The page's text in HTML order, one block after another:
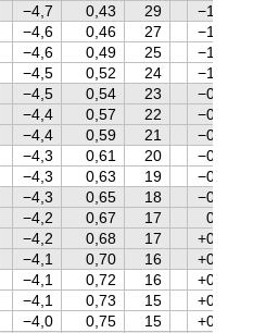
−4,7 0,43 29
−1,4
−4,6 0,46 27
−1,3
−4,6 0,49 25
−1,1
−4,5 0,52 24
−1,0
−4,5 0,54 23
−0,8
−4,4 0,57 22
−0,7
−4,4 0,59 21
−0,5
−4,3 0,61 20
−0,4
−4,3 0,63 19
−0,3
−4,3 0,65 18
−0,1
−4,2 0,67 17
0,0
−4,2 0,68 17
+0,1
−4,1 0,70 16
+0,2
−4,1 0,72 16
+0,4
−4,1 0,73 15
+0,5
−4,0 0,75 15
+0,6